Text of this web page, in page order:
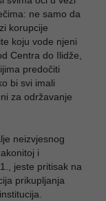
ne samo da
korupcije
koju vode njeni
Centra do Ilidže,
predočiti
bi svi imali
za održavanje
neizvjesnog
i
jeste pritisak na
prikupljanja